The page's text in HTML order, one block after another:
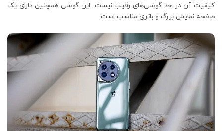
کیفیت آن در حد گوشی‌های رقیب نیست. این گوشی همچنین دارای یک
صفحه نمایش بزرگ و باتری مناسب است.